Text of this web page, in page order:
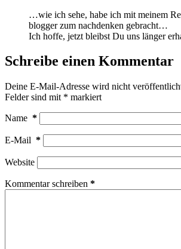
…wie ich sehe, habe ich mit meinem
blogger zum nachdenken gebracht…
Ich hoffe, jetzt bleibst Du uns länger
Schreibe einen Kommentar
Deine E-Mail-Adresse wird nicht
Felder sind mit * markiert
Name *
E-Mail *
Website
Kommentar schreiben *